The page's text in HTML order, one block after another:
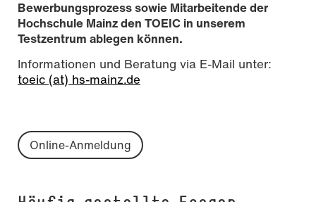
Bewerbungsprozess sowie Mitarbeitende der
Hochschule Mainz den TOEIC in unserem
Testzentrum ablegen können.
Informationen und Beratung via E-Mail unter:
toeic (at) hs-mainz.de
Online-Anmeldung